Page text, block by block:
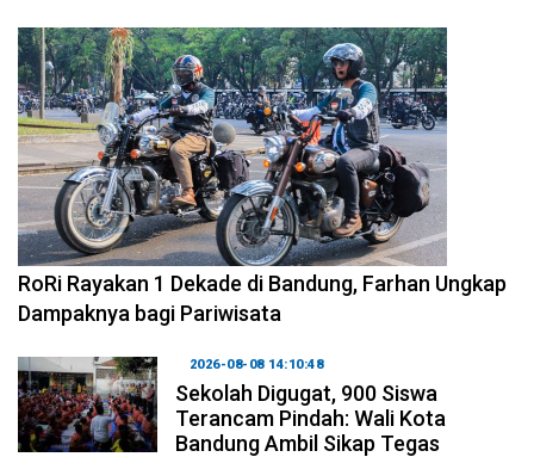
2026-08-09 09:55:44
RoRi Rayakan 1 Dekade di Bandung, Farhan Ungkap
Dampaknya bagi Pariwisata
2026-08-08 14:10:48
Sekolah Digugat, 900 Siswa
Terancam Pindah: Wali Kota
Bandung Ambil Sikap Tegas